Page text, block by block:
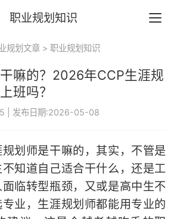
职业规划知识
规划文章 > 职业规划知识
嘛的？2026年CCP生涯规
班吗？
发布日期:2026-05-08
划师是干嘛的，其实，不管是
知道自己适合干什么，还是工
临转型瓶颈，又或是高中生不
业，生涯规划师都能用专业的